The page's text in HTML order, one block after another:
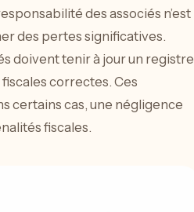
des associés n’est
des pertes significatives.
doivent tenir à jour un registre
correctes. Ces
certains cas, une négligence
fiscales.